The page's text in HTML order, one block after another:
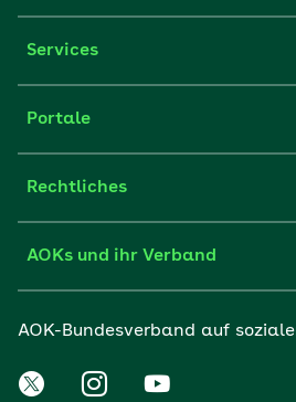
Services
Portale
Rechtliches
AOKs und ihr Verband
AOK-Bundesverband auf